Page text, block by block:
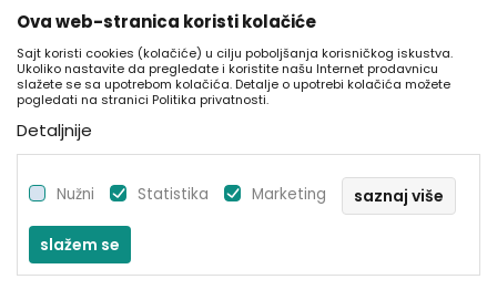
go to home
Ova web-stranica koristi kolačiće
Sajt koristi cookies (kolačiće) u cilju poboljšanja korisničkog iskustva.
Ukoliko nastavite da pregledate i koristite našu Internet prodavnicu
slažete se sa upotrebom kolačića. Detalje o upotrebi kolačića možete
pogledati na stranici Politika privatnosti.
Detaljnije
Nužni Statistika Marketing saznaj više
slažem se